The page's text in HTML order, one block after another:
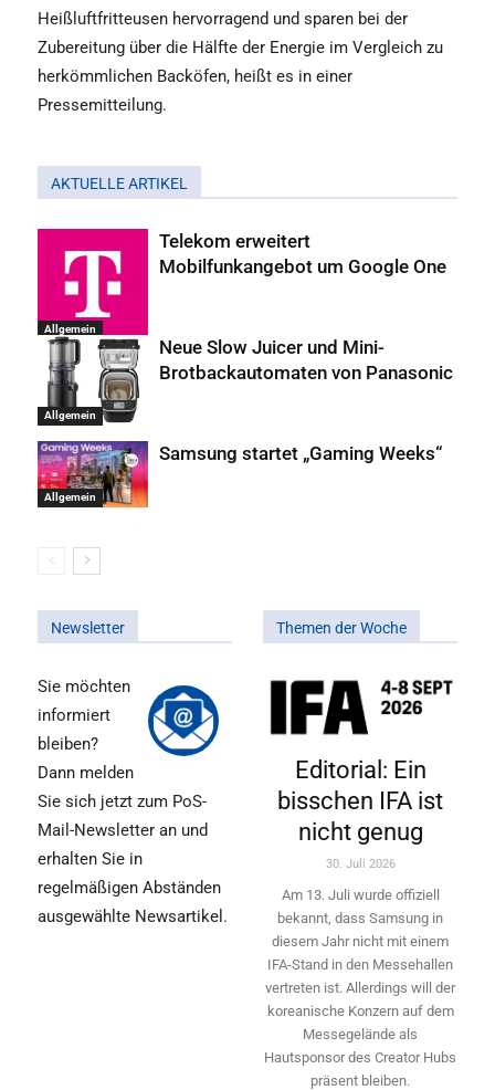
Heißluftfritteusen hervorragend und sparen bei der
Zubereitung über die Hälfte der Energie im Vergleich zu
herkömmlichen Backöfen, heißt es in einer
Pressemitteilung.
AKTUELLE ARTIKEL
Allgemein
Telekom erweitert
Mobilfunkangebot um Google One
Allgemein
Neue Slow Juicer und Mini-
Brotbackautomaten von Panasonic
Allgemein
Samsung startet „Gaming Weeks“
Newsletter
Sie möchten
informiert
bleiben?
Dann melden
Sie sich jetzt zum PoS-
Mail-Newsletter an und
erhalten Sie in
regelmäßigen Abständen
ausgewählte Newsartikel.
Themen der Woche
Editorial: Ein
bisschen IFA ist
nicht genug
30. Juli 2026
Am 13. Juli wurde offiziell
bekannt, dass Samsung in
diesem Jahr nicht mit einem
IFA-Stand in den Messehallen
vertreten ist. Allerdings will ­der
koreanische Konzern auf dem
Messegelände als
Hautsponsor des Creator Hubs
präsent bleiben.